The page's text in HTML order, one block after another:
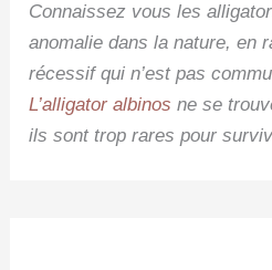
Connaissez vous les
anomalie dans la nature, en
récessif qui n’est pas
L’alligator albinos ne se
ils sont trop rares pour